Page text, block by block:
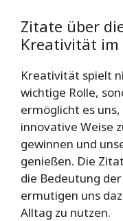
Zitate über
Kreativität im
Kreativität spielt
wichtige Rolle,
ermöglicht es
innovative Weise
gewinnen und
genießen. Die
die Bedeutung
ermutigen uns
Alltag zu nutzen.